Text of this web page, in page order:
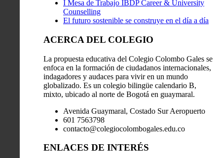
I Mesa de Trabajo IBDP Career & University
Counselling
El futuro sostenible se construye en el día a día
ACERCA DEL COLEGIO
La propuesta educativa del Colegio Colombo Gales se
enfoca en la formación de ciudadanos internacionales,
indagadores y audaces para vivir en un mundo
globalizado. Es un colegio bilingüe calendario B,
mixto, ubicado al norte de Bogotá en guaymaral.
Avenida Guaymaral, Costado Sur Aeropuerto
601 7563798
contacto@colegiocolombogales.edu.co
ENLACES DE INTERÉS